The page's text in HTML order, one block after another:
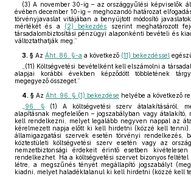
(3) A november 30-ig – az országgyűlési képviselők
évében december 10-ig – meghozandó határozat
törvényjavaslat vitájában a benyújtott módosító
mértékét és a (2) bekezdés szerint meghatározott
társadalombiztosítási pénzügyi alaponkénti bevételi és
változtathatják meg.”
3. § Az Áht. 86. §-a a következő (11) bekezdéssel
„(11) Költségvetési bevételként kell elszámolni a
alapjai korábbi években képződött többletének
megegyező összeget.”
4. § Az Áht. 96. § (1) bekezdése helyébe a következő
96. § (1) A költségvetési szerv átalakításáról,
alapításnak megfelelően – jogszabályban vagy átalakító,
kell rendelkezni, melyet legalább negyven nappal az
kérelmezett napja előtt ki kell hirdetni (közzé kell tenni).
államigazgatási szervek esetén törvényi rendelkezés,
köztestületi költségvetési szerv esetén vagy az
nemzetbiztonsági érdekeit érintő esetben
rendelkezhet. Ha a költségvetési szervet bizonyos
létre, a megszűnés tényét megállapító jogszabályt
kiadni, melyet haladéktalanul ki kell hirdetni (közzé kell